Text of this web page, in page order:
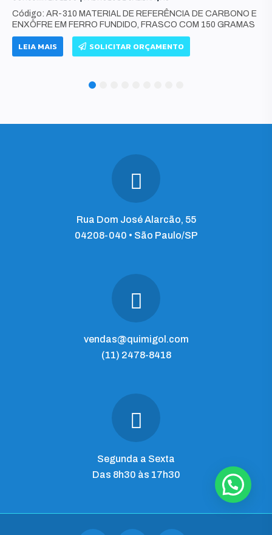
Código: AR-310 MATERIAL DE REFERÊNCIA DE CARBONO E
ENXÔFRE EM FERRO FUNDIDO, FRASCO COM 150 GRAMAS
LEIA MAIS SOLICITAR ORÇAMENTO
4
Rua Dom José Alarcão, 55
04208-040 • São Paulo/SP
vendas@quimigol.com
(11) 2478-8418
Segunda a Sexta
Das 8h30 às 17h30